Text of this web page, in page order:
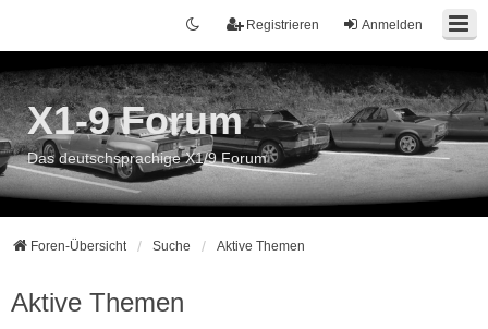
Anmelden
Registrieren
X1-9 Forum
Das deutschsprachige X1/9 Forum
Foren-Übersicht Suche Aktive Themen
Aktive Themen